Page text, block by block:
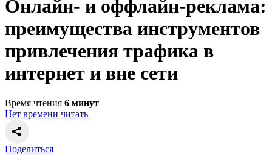
Онлайн- и оффлайн-реклама:
преимущества инструментов
привлечения трафика в
интернет и вне сети
Время чтения 6 минут
Нет времени читать
Поделиться